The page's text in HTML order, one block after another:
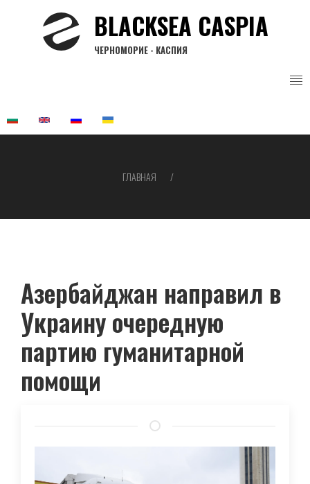
BLACKSEA CASPIA
ЧЕРНОМОРИЕ - КАСПИЯ
навигации
ГЛАВНАЯ
Азербайджан направил в
Украину очередную
партию гуманитарной
помощи